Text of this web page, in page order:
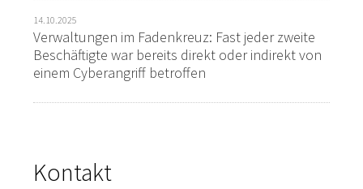
14.10.2025
Verwaltungen im Fadenkreuz: Fast jeder zweite
Beschäftigte war bereits direkt oder indirekt von
einem Cyberangriff betroffen
Kontakt